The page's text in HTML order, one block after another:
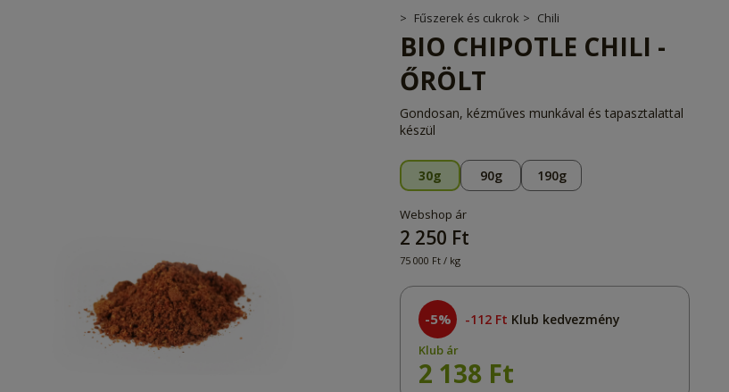
Fűszerek és cukrok Chili
BIO CHIPOTLE CHILI -
ŐRÖLT
Gondosan, kézműves munkával és tapasztalattal
készül
30g 90g 190g
Webshop ár
2 250 Ft
75 000 Ft / kg
-5% 112 Ft Klub kedvezmény
Klub ár
2 138 Ft